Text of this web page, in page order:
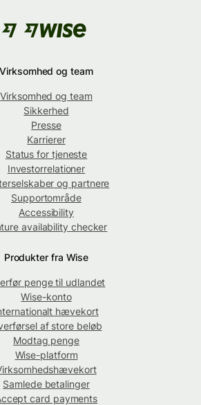
Virksomhed og team
Virksomhed og team
Sikkerhed
Presse
Karrierer
Status for tjeneste
Investorrelationer
og partnere
Supportområde
Accessibility
availability checker
Produkter fra Wise
penge til udlandet
Wise-konto
hævekort
af store beløb
Modtag penge
Wise-platform
Samlede betalinger
card payments